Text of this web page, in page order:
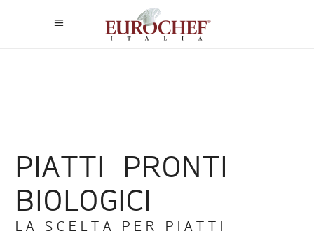
PIATTI PRONTI
BIOLOGICI
LA SCELTA PER PIATTI